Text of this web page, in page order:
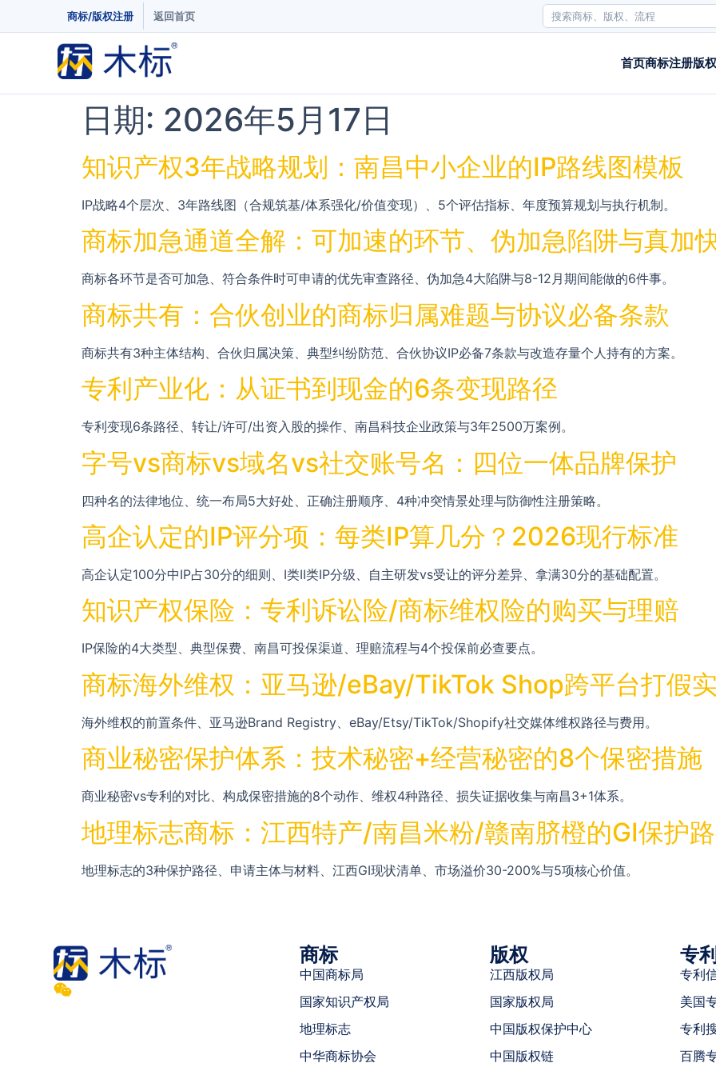
商标/版权注册 返回首页
首页商标注册版
日期: 2026年5月17日
知识产权3年战略规划：南昌中小企业的IP路线图模板
IP战略4个层次、3年路线图（合规筑基/体系强化/价值变现）、5个评估指标、年度预算规划与执行机制。
商标加急通道全解：可加速的环节、伪加急陷阱与真加
商标各环节是否可加急、符合条件时可申请的优先审查路径、伪加急4大陷阱与8-12月期间能做的6件事。
商标共有：合伙创业的商标归属难题与协议必备条款
商标共有3种主体结构、合伙归属决策、典型纠纷防范、合伙协议IP必备7条款与改造存量个人持有的方案。
专利产业化：从证书到现金的6条变现路径
专利变现6条路径、转让/许可/出资入股的操作、南昌科技企业政策与3年2500万案例。
字号vs商标vs域名vs社交账号名：四位一体品牌保护
四种名的法律地位、统一布局5大好处、正确注册顺序、4种冲突情景处理与防御性注册策略。
高企认定的IP评分项：每类IP算几分？2026现行标准
高企认定100分中IP占30分的细则、I类II类IP分级、自主研发vs受让的评分差异、拿满30分的基础配置。
知识产权保险：专利诉讼险/商标维权险的购买与理赔
IP保险的4大类型、典型保费、南昌可投保渠道、理赔流程与4个投保前必查要点。
商标海外维权：亚马逊/eBay/TikTok Shop跨平台打假
海外维权的前置条件、亚马逊Brand Registry、eBay/Etsy/TikTok/Shopify社交媒体维权路径与费用。
商业秘密保护体系：技术秘密+经营秘密的8个保密措施
商业秘密vs专利的对比、构成保密措施的8个动作、维权4种路径、损失证据收集与南昌3+1体系。
地理标志商标：江西特产/南昌米粉/赣南脐橙的GI保护
地理标志的3种保护路径、申请主体与材料、江西GI现状清单、市场溢价30-200%与5项核心价值。
商标
中国商标局
国家知识产权局
地理标志
中华商标协会
版权
江西版权局
国家版权局
中国版权保护中心
中国版权链
专
专利
美国
专利
百腾